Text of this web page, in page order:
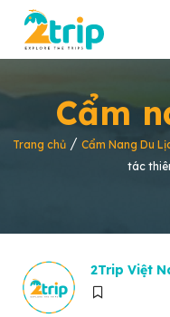
Cẩm
Trang chủ / Cẩm Nang Du
tác
2Trip Việt